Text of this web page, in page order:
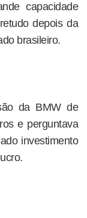
capacidade
depois da
brasileiro.
da BMW de
e perguntava
investimento